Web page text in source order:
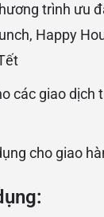
trình ưu
Happy
các giao dịch
cho giao